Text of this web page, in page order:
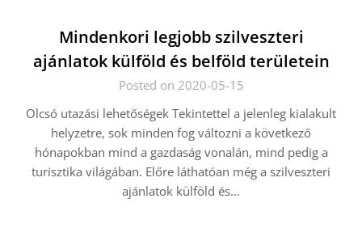
Mindenkori legjobb szilveszteri
ajánlatok külföld és belföld területein
Posted on 2020-05-15
Olcsó utazási lehetőségek Tekintettel a jelenleg kialakult
helyzetre, sok minden fog változni a következő
hónapokban mind a gazdaság vonalán, mind pedig a
turisztika világában. Előre láthatóan még a szilveszteri
ajánlatok külföld és…